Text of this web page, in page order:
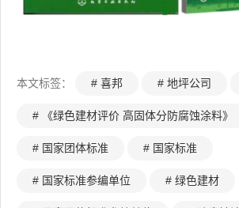
本文标签： # 喜邦 # 地坪公司
# 《绿色建材评价 高固体分防腐蚀涂料》
# 国家团体标准 # 国家标准
# 国家标准参编单位 # 绿色建材